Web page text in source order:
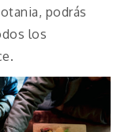
podrás
los